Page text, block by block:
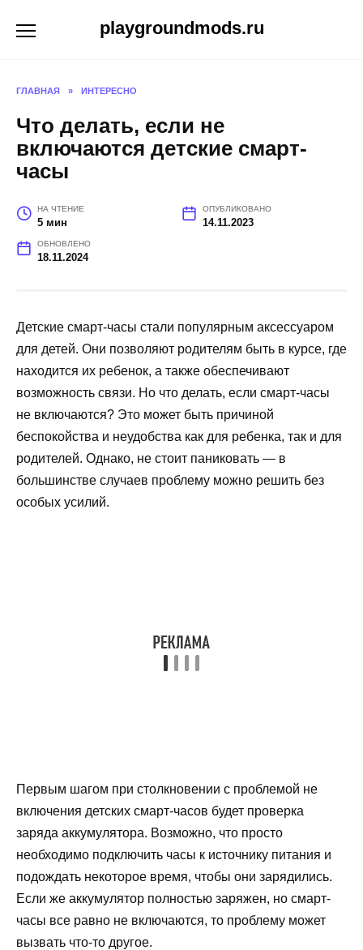
playgroundmods.ru
ГЛАВНАЯ » ИНТЕРЕСНО
Что делать, если не
включаются детские смарт-
часы
НА ЧТЕНИЕ
5 мин
ОПУБЛИКОВАНО
14.11.2023
ОБНОВЛЕНО
18.11.2024
Детские смарт-часы стали популярным аксессуаром
для детей. Они позволяют родителям быть в курсе, где
находится их ребенок, а также обеспечивают
возможность связи. Но что делать, если смарт-часы
не включаются? Это может быть причиной
беспокойства и неудобства как для ребенка, так и для
родителей. Однако, не стоит паниковать — в
большинстве случаев проблему можно решить без
особых усилий.
Первым шагом при столкновении с проблемой не
включения детских смарт-часов будет проверка
заряда аккумулятора. Возможно, что просто
необходимо подключить часы к источнику питания и
подождать некоторое время, чтобы они зарядились.
Если же аккумулятор полностью заряжен, но смарт-
часы все равно не включаются, то проблему может
вызвать что-то другое.